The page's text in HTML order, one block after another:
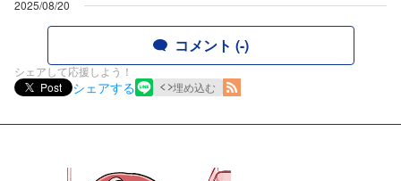
2025/08/20
コメント (-)
シェアして応援しよう！
Post
シェアする 埋め込む